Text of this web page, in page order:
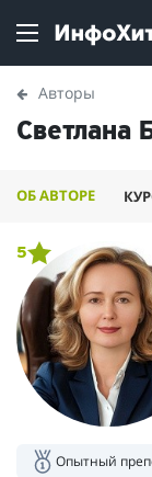
Авторы
Светлана
ОБ АВТОРЕ
5
Опытный